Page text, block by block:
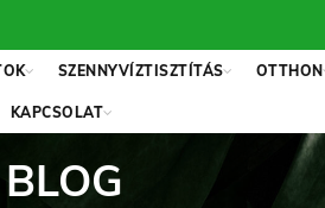
SZENNYVÍZTISZTÍTÁS OTTHON
KAPCSOLAT
BLOG